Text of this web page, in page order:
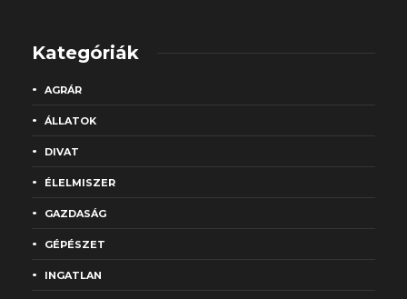
Kategóriák
AGRÁR
ÁLLATOK
DIVAT
ÉLELMISZER
GAZDASÁG
GÉPÉSZET
INGATLAN